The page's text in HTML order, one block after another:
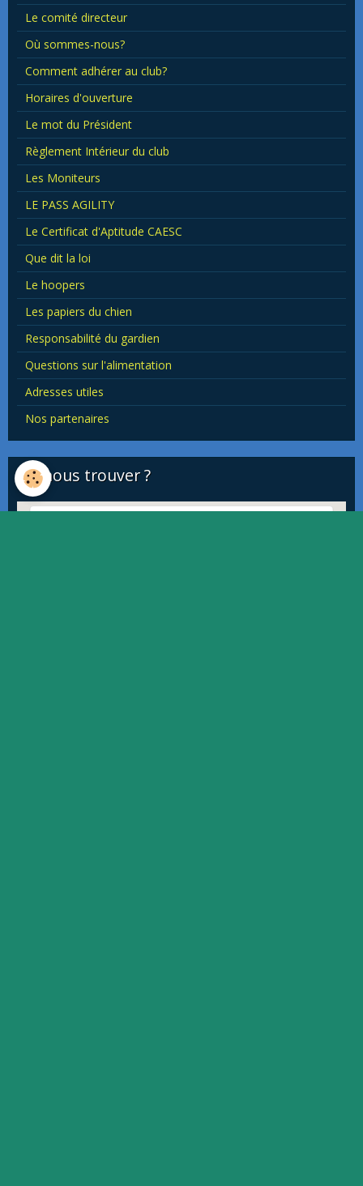
Le comité directeur
Où sommes-nous?
Comment adhérer au club?
Horaires d'ouverture
Le mot du Président
Règlement Intérieur du club
Les Moniteurs
LE PASS AGILITY
Le Certificat d'Aptitude CAESC
Que dit la loi
Le hoopers
Les papiers du chien
Responsabilité du gardien
Questions sur l'alimentation
Adresses utiles
Nos partenaires
Où nous trouver ?